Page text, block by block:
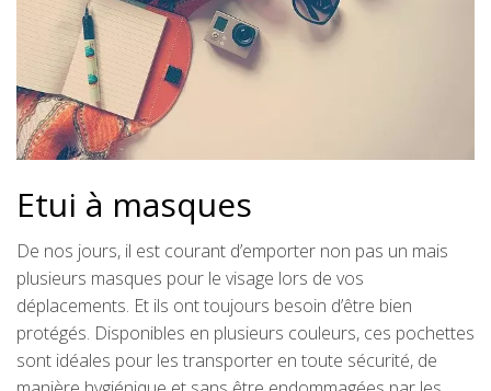
Etui à masques
De nos jours, il est courant d’emporter non pas un mais
plusieurs masques pour le visage lors de vos
déplacements. Et ils ont toujours besoin d’être bien
protégés. Disponibles en plusieurs couleurs, ces pochettes
sont idéales pour les transporter en toute sécurité, de